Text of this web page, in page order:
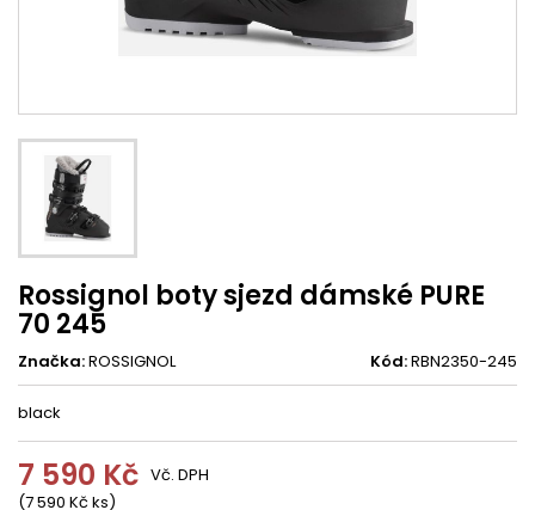
Rossignol boty sjezd dámské PURE
70 245
Značka:ROSSIGNOL Kód:RBN2350-245
black
7 590 Kč
(7 590 Kč ks)
Vč. DPH